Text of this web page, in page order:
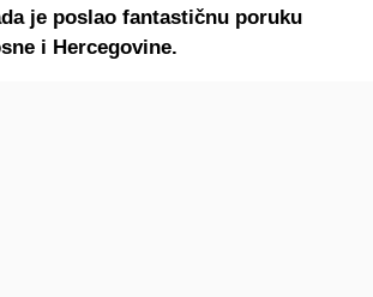
je poslao fantastičnu poruku
i Hercegovine.